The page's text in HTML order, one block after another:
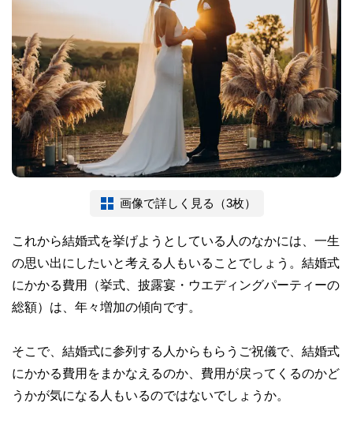
画像で詳しく見る（3枚）
これから結婚式を挙げようとしている人のなかには、一生
の思い出にしたいと考える人もいることでしょう。結婚式
にかかる費用（挙式、披露宴・ウエディングパーティーの
総額）は、年々増加の傾向です。
そこで、結婚式に参列する人からもらうご祝儀で、結婚式
にかかる費用をまかなえるのか、費用が戻ってくるのかど
うかが気になる人もいるのではないでしょうか。